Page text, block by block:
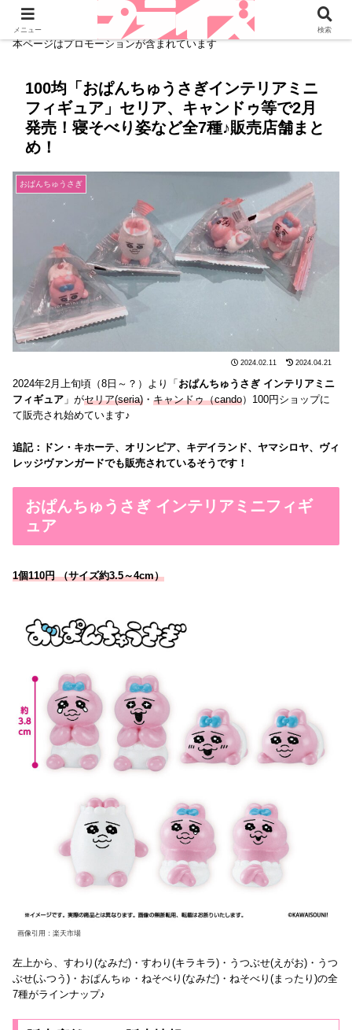
本ページはプロモーションが含まれています
100均「おぱんちゅうさぎインテリアミニ
フィギュア」セリア、キャンドゥ等で2月
発売！寝そべり姿など全7種♪販売店舗まと
め！
おぱんちゅうさぎ
2024.02.11 2024.04.21
2024年2月上旬頃（8日～？）より「おぱんちゅうさぎ インテリアミニ
フィギュア 」がセリア(seria) ・ キャンドゥ（cando）100円ショップに
て販売され始めています♪
追記：ドン・キホーテ、オリンピア、キデイランド、ヤマシロヤ、ヴィ
レッジヴァンガードでも販売されているそうです！
おぱんちゅうさぎ インテリアミニフィギ
ュア
1個110円 （サイズ約3.5～4cm）
画像引用：楽天市場
左上から、すわり(なみだ)・すわり(キラキラ)・うつぶせ(えがお)・うつ
ぶせ(ふつう)・おぱんちゅ・ねそべり(なみだ)・ねそべり(まったり)の全
7種がラインナップ♪
メニュー 検索